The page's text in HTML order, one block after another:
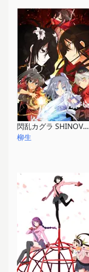
閃乱カグラ SHINOVI MASTER -東京妖魔篇-
柳生